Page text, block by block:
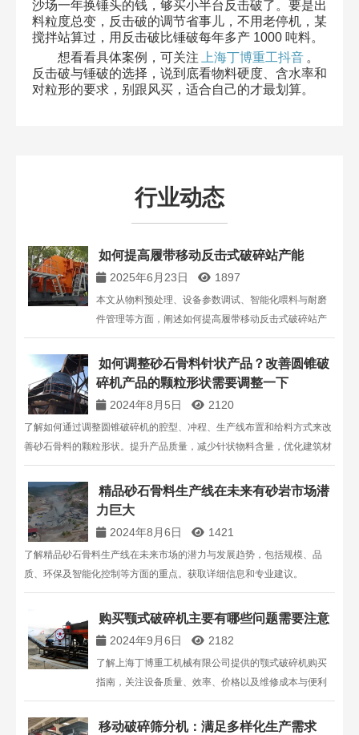
沙场一年换锤头的钱，够买小半台反击破了。要是出
料粒度总变，反击破的调节省事儿，不用老停机，某
搅拌站算过，用反击破比锤破每年多产 1000 吨料。​
想看看具体案例，可关注
上海丁博重工抖音 。
反击破与锤破的选择，说到底看物料硬度、含水率和
对粒形的要求，别跟风买，适合自己的才最划算。​
行业动态
如何提高履带移动反击式破碎站产能​
2025年6月23日 1897
本文从物料预处理、设备参数调试、智能化喂料与耐磨
件管理等方面，阐述如何提高履带移动反击式破碎站产
能，结合典型工程案例与工程师实操建议，为破碎站产
能提升提供专业解决方案。上海丁博重工机械有限公司
可提供相关技术支持。
如何调整砂石骨料针状产品？改善圆锥破
碎机产品的颗粒形状需要调整一下
2024年8月5日 2120
了解如何通过调整圆锥破碎机的腔型、冲程、生产线布置和给料方式来改
善砂石骨料的颗粒形状。提升产品质量，减少针状物料含量，优化建筑材
料性能。
精品砂石骨料生产线在未来有砂岩市场潜
力巨大
2024年8月6日 1421
了解精品砂石骨料生产线在未来市场的潜力与发展趋势，包括规模、品
质、环保及智能化控制等方面的重点。获取详细信息和专业建议。
购买颚式破碎机主要有哪些问题需要注意
2024年9月6日 2182
了解上海丁博重工机械有限公司提供的颚式破碎机购买
指南，关注设备质量、效率、价格以及维修成本与便利
性，为您的砂石生产线选择合适的破碎设备。
移动破碎筛分机：满足多样化生产需求